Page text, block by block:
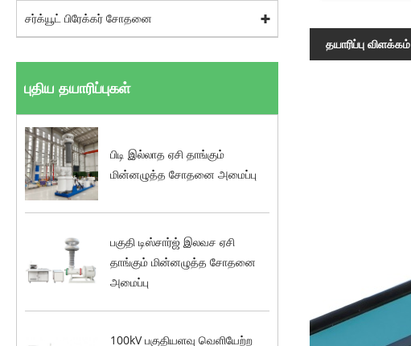
சர்க்யூட் பிரேக்கர் சோதனை
புதிய தயாரிப்புகள்
பிடி இல்லாத ஏசி தாங்கும்
மின்னழுத்த சோதனை அமைப்பு
பகுதி டிஸ்சார்ஜ் இலவச ஏசி
தாங்கும் மின்னழுத்த சோதனை
அமைப்பு
100kV பகுதியளவு வெளியேற்ற
தயாரிப்பு விளக்கம்